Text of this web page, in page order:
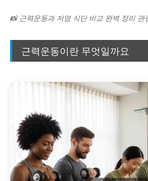
📸 근력운동과 저염 식단 비교 완벽 정리 관
근력운동이란 무엇일까요